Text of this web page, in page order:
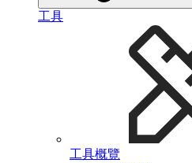
工具
工具概覽